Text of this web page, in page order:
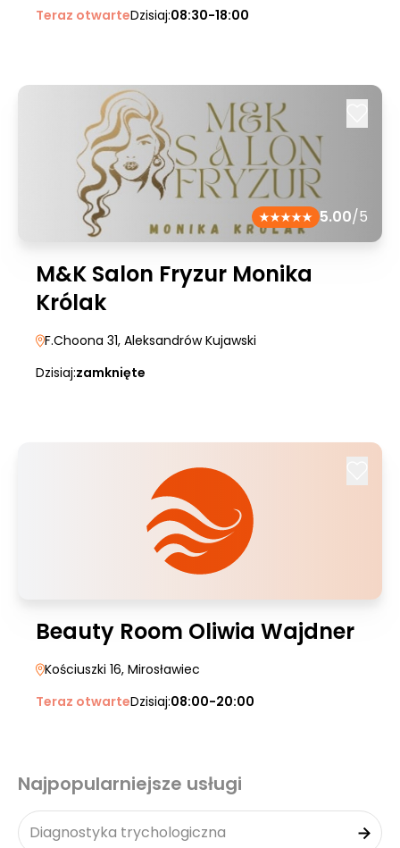
Teraz otwarteDzisiaj:08:30-18:00
5.00/5
M&K Salon Fryzur Monika
Królak
F.Choona 31, Aleksandrów Kujawski
Dzisiaj:zamknięte
Beauty Room Oliwia Wajdner
Kościuszki 16, Mirosławiec
Teraz otwarteDzisiaj:08:00-20:00
Najpopularniejsze usługi
Diagnostyka trychologiczna